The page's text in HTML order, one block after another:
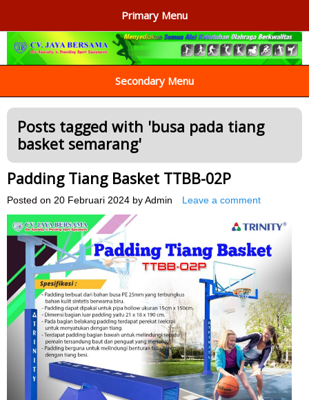
Primary Menu
AGEN ALAT OLAHRAGA
Menyediakan Alat Olahraga Terlengkap di Indonesia
Secondary Menu
Posts tagged with 'busa pada tiang
basket semarang'
Padding Tiang Basket TTBB-02P
Posted on 20 Februari 2024 by Admin Leave a comment